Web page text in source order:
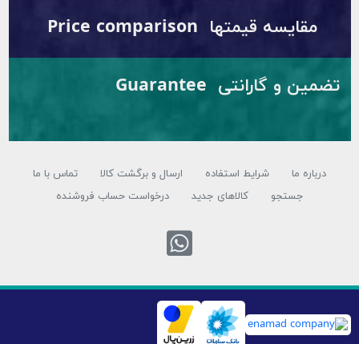
مقایسه قیمتها Price comparison
درباره ما شرایط استفاده ارسال و برگشت کالا
تماس با ما
جستجو
کالاهای جدید درخواست حساب فروشنده
تماس با واتس